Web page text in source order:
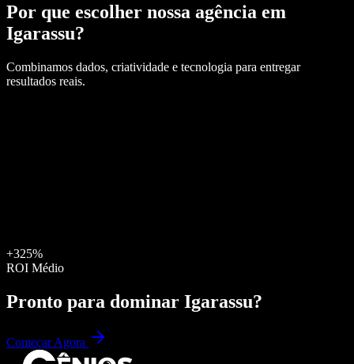
Por que escolher nossa agência em
Igarassu?
Combinamos dados, criatividade e tecnologia para entregar
resultados reais.
+325%
ROI Médio
Pronto para dominar Igarassu?
Começar Agora